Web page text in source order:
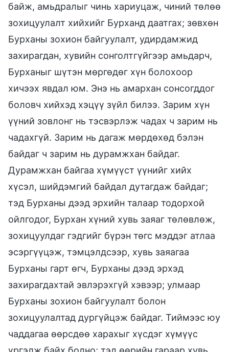
байж, амьдралыг чинь хариуцаж, чиний төлөө
зохицуулалт хийхийг Бурханд даатгах; зөвхөн
Бурханы зохион байгуулалт, удирдамжид
захирагдан, хувийн сонголтгүйгээр амьдарч,
Бурханыг шүтэн мөргөдөг хүн болохоор
хичээх явдал юм. Энэ нь амархан сонсогддог
боловч хийхэд хэцүү зүйл билээ. Зарим хүн
үүний зовлонг нь тэсвэрлэж чадах ч зарим нь
чадахгүй. Зарим нь дагаж мөрдөхөд бэлэн
байдаг ч зарим нь дурамжхан байдаг.
Дурамжхан байгаа хүмүүст үүнийг хийх
хүсэл, шийдэмгий байдал дутагдаж байдаг;
тэд Бурханы дээд эрхийн талаар тодорхой
ойлгодог, Бурхан хүний хувь заяаг төлөвлөж,
зохицуулдаг гэдгийг бүрэн төгс мэддэг атлаа
эсэргүүцэж, тэмцэлдсээр, хувь заяагаа
Бурханы гарт өгч, Бурханы дээд эрхэд
захирагдахтай эвлэрэхгүй хэвээр; улмаар
Бурханы зохион байгуулалт болон
зохицуулалтад дургүйцэж байдаг. Тиймээс юу
чаддагаа өөрсдөө харахыг хүсдэг хүмүүс